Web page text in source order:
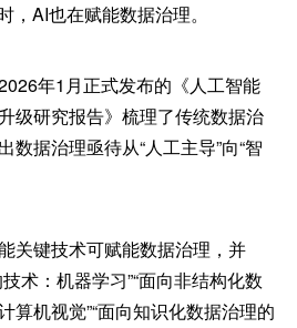
AI也在赋能数据治理。
年1月正式发布的《人工智能
级研究报告》梳理了传统数据治
数据治理亟待从“人工主导”向“智
关键技术可赋能数据治理，并
术：机器学习”“面向非结构化数
算机视觉”“面向知识化数据治理的